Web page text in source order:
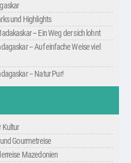
und Highlights
– Ein Weg der sich lohnt
– Auf einfache Weise viel
– Natur Pur!
Kultur
Gourmetreise
Mazedonien